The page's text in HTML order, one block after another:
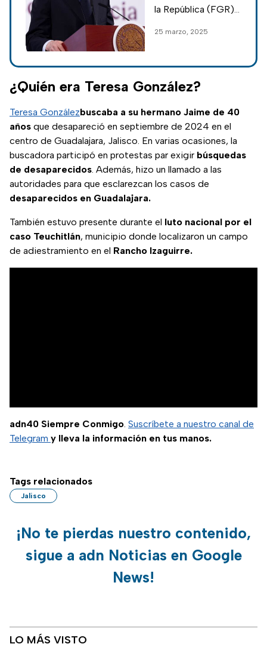
Teuchitlán;
Jalisco deberán
informe
la República (FGR),
Manero presentó un
caso del Rancho
Izaguirre en
Teuchitlán, Jalisco,
esto dijo.
25 marzo, 2025
¿Quién era Teresa González?
Teresa Gonzálezbuscaba a su hermano Jaime de 40
años que desapareció en septiembre de 2024 en el
centro de Guadalajara, Jalisco. En varias ocasiones, la
buscadora participó en protestas par exigir búsquedas
de desaparecidos. Además, hizo un llamado a las
autoridades para que esclarezcan los casos de
desaparecidos en Guadalajara.
También estuvo presente durante el luto nacional por el
caso Teuchitlán, municipio donde localizaron un campo
de adiestramiento en el Rancho Izaguirre.
adn40 Siempre Conmigo. Suscríbete a nuestro canal de
Telegram y lleva la información en tus manos.
Tags relacionados
Jalisco
¡No te pierdas nuestro contenido,
sigue a adn Noticias en Google
News!
LO MÁS VISTO